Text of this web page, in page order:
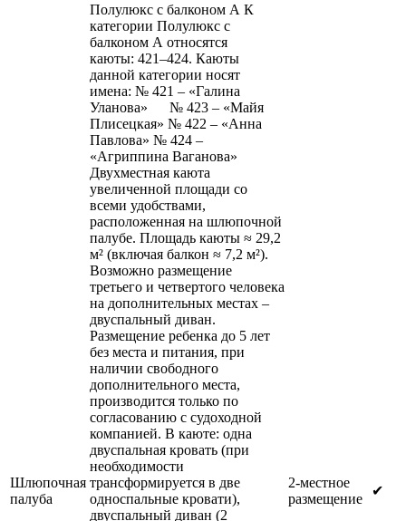
Шлюпочная
палуба
Полулюкс с балконом А К
категории Полулюкс с
балконом А относятся
каюты: 421–424. Каюты
данной категории носят
имена: № 421 – «Галина
Уланова» № 423 – «Майя
Плисецкая» № 422 – «Анна
Павлова» № 424 –
«Агриппина Ваганова»
Двухместная каюта
увеличенной площади со
всеми удобствами,
расположенная на шлюпочной
палубе. Площадь каюты ≈ 29,2
м² (включая балкон ≈ 7,2 м²).
Возможно размещение
третьего и четвертого человека
на дополнительных местах –
двуспальный диван.
Размещение ребенка до 5 лет
без места и питания, при
наличии свободного
дополнительного места,
производится только по
согласованию с судоходной
компанией. В каюте: одна
двуспальная кровать (при
необходимости
трансформируется в две
односпальные кровати),
двуспальный диван (2
2-местное
размещение
✔